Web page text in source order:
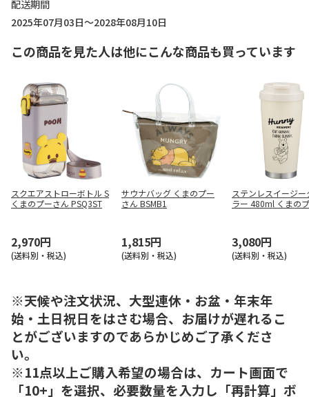
配送期間
2025年07月03日～2028年08月10日
この商品を見た人は他にこんな商品も買っています
スクエアストローボトル S
くまのプーさん PSQ3ST
2,970円
(送料別・税込)
サウナバッグ くまのプー
さん BSMB1
1,815円
(送料別・税込)
ステンレスイージー
ラー 480ml くまの
3,080円
(送料別・税込)
※天候や注文状況、大型連休・お盆・年末年
始・土日祝日をはさむ場合、お届けが遅れるこ
とがございますのであらかじめご了承くださ
い。
※11点以上ご購入希望の場合は、カート画面で
「10+」を選択、必要数量を入力し「再計算」ボ